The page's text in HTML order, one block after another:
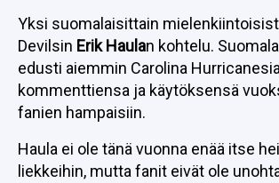
Yksi suomalaisittain
Devilsin Erik Haulan kohtelu.
edusti aiemmin Carolina
kommenttiensa ja käytöksensä
fanien hampaisiin.
Haula ei ole tänä vuonna enää itse
liekkeihin, mutta fanit eivät ole